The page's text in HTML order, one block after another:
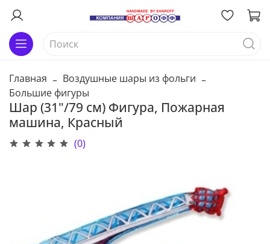
Главная
Воздушные шары из фольги
Большие фигуры
Шар (31"/79 см) Фигура, Пожарная
машина, Красный
(0)